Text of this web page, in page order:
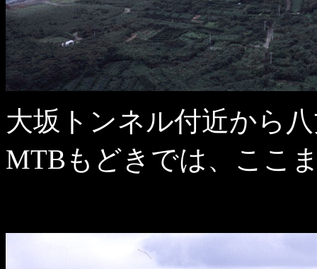
大坂トンネル付近から
MTBもどきでは、ここ